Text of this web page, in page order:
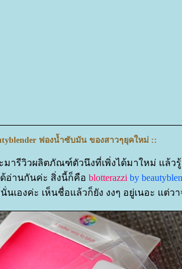
ฟองน้ำซับมัน ของสาวๆยุคใหม่ ::
มารีวิวผลิตภัณฑ์ตัวนึงที่เพิ่งได้มาใหม่ แล้
ด้อ่านกันค่ะ สิ่งนี้ก็คือ blotterazzi by
นเองค่ะ เห็นชื่อแล้วก็ยัง งงๆ อยู่เนอะ แต่